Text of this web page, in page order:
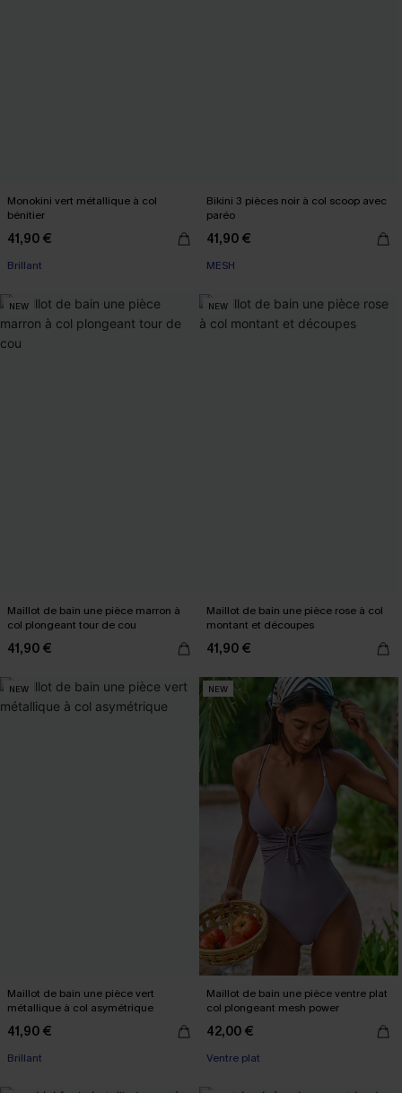
Monokini vert métallique à col
bénitier
41,90 €
Brillant
Bikini 3 pièces noir à col scoop avec
paréo
41,90 €
MESH
NEW
Maillot de bain une pièce marron à
col plongeant tour de cou
41,90 €
NEW
Maillot de bain une pièce rose à col
montant et découpes
41,90 €
NEW
Maillot de bain une pièce vert
métallique à col asymétrique
41,90 €
Brillant
NEW
Maillot de bain une pièce ventre plat
col plongeant mesh power
42,00 €
Ventre plat